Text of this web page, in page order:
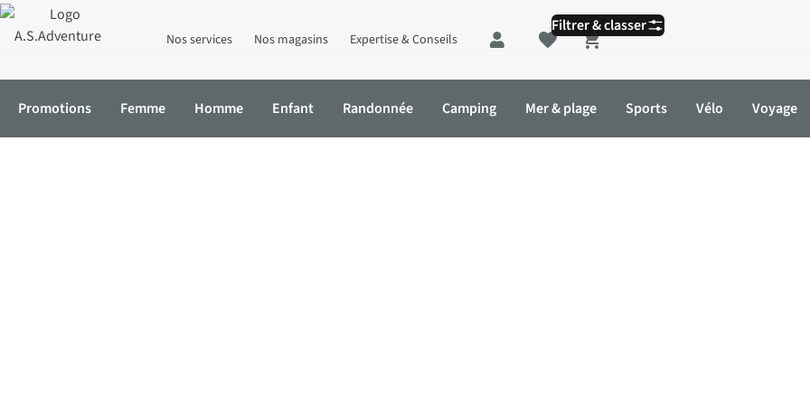
Nos services Nos magasins Expertise & Conseils
Shopping cart
Promotions Femme Homme Enfant Randonnée Camping Mer & plage Sports Vélo Voyage
Filtrer & classer